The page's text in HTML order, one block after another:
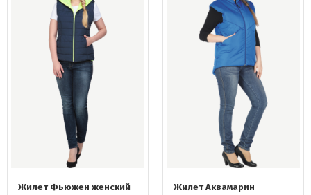
Жилет Фьюжен женский
Жилет Аквамарин